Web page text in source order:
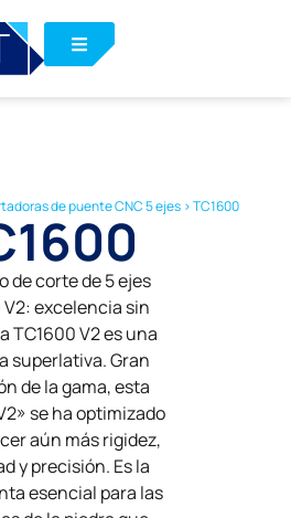
de puente CNC 5 ejes>TC1600
de corte de 5 ejes
V2: excelencia sin
TC1600 V2 es una
superlativa. Gran
de la gama, esta
se ha optimizado
aún más rigidez,
y precisión. Es la
esencial para las